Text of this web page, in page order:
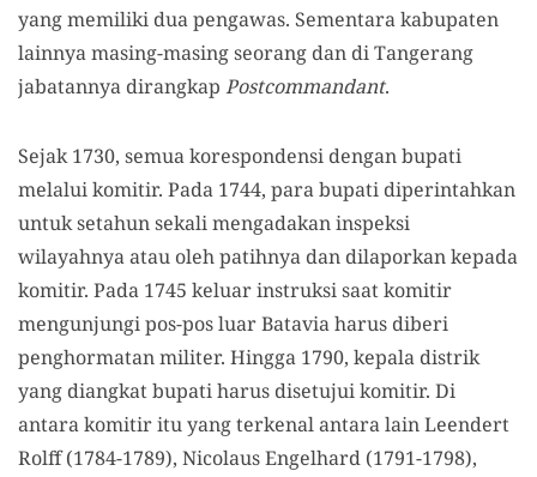
yang memiliki dua pengawas. Sementara kabupaten
lainnya masing-masing seorang dan di Tangerang
jabatannya dirangkap Postcommandant.
Sejak 1730, semua korespondensi dengan bupati
melalui komitir. Pada 1744, para bupati diperintahkan
untuk setahun sekali mengadakan inspeksi
wilayahnya atau oleh patihnya dan dilaporkan kepada
komitir. Pada 1745 keluar instruksi saat komitir
mengunjungi pos-pos luar Batavia harus diberi
penghormatan militer. Hingga 1790, kepala distrik
yang diangkat bupati harus disetujui komitir. Di
antara komitir itu yang terkenal antara lain Leendert
Rolff (1784-1789), Nicolaus Engelhard (1791-1798),